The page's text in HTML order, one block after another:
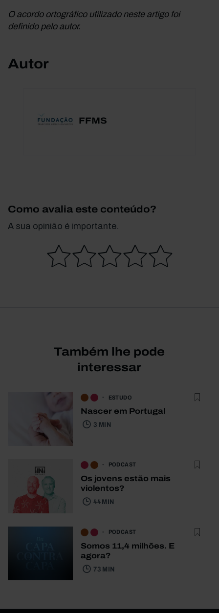
O acordo ortográfico utilizado neste artigo foi
definido pelo autor.
Autor
FFMS
Como avalia este conteúdo?
A sua opinião é importante.
Também lhe pode
interessar
ESTUDO
Nascer em Portugal
3 MIN
PODCAST
Os jovens estão mais
violentos?
44 MIN
PODCAST
Somos 11,4 milhões. E
agora?
73 MIN